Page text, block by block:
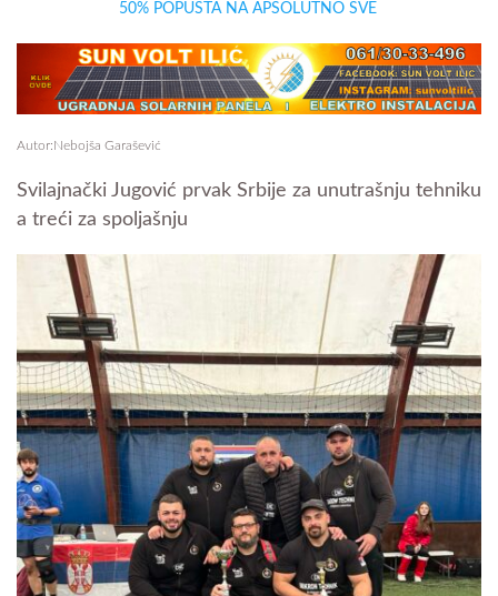
50% POPUSTA NA APSOLUTNO SVE
Autor:Nebojša Garašević
Svilajnački Jugović prvak Srbije za unutrašnju tehniku
a treći za spoljašnju